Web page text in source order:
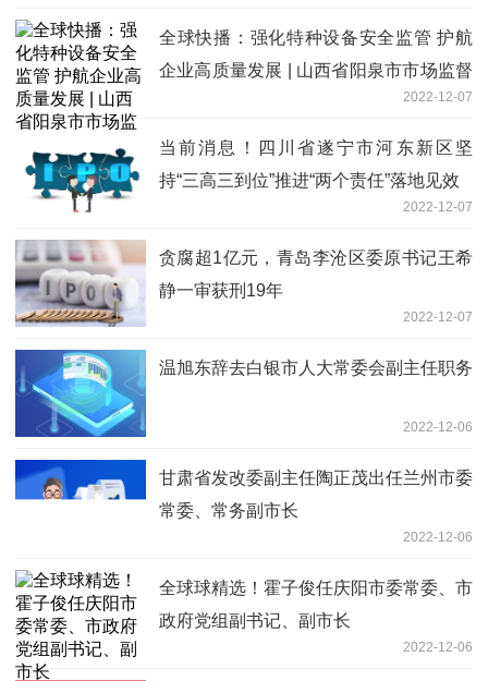
全球快播：强化特种设备安全监管 护航
企业高质量发展 | 山西省阳泉市市场监督
管理局高新区分局特种设备安全监管工作
综述
2022-12-07
当前消息！四川省遂宁市河东新区坚
持“三高三到位”推进“两个责任”落地见效
2022-12-07
贪腐超1亿元，青岛李沧区委原书记王希
静一审获刑19年
2022-12-07
温旭东辞去白银市人大常委会副主任职务
2022-12-06
甘肃省发改委副主任陶正茂出任兰州市委
常委、常务副市长
2022-12-06
全球球精选！霍子俊任庆阳市委常委、市
政府党组副书记、副市长
2022-12-06